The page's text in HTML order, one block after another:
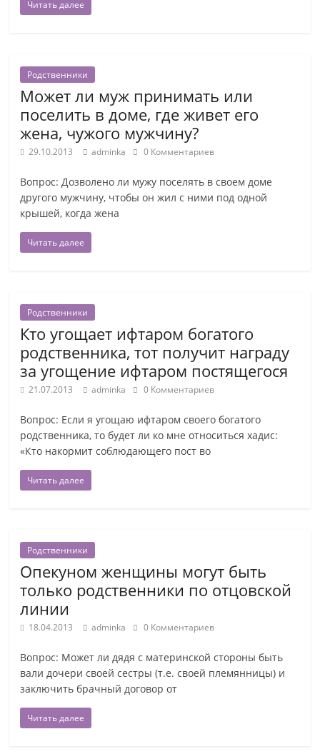
Читать далее
Родственники
Может ли муж принимать или
поселить в доме, где живет его
жена, чужого мужчину?
29.10.2013 adminka 0 Комментариев
Вопрос: Дозволено ли мужу поселять в своем доме
другого мужчину, чтобы он жил с ними под одной
крышей, когда жена
Читать далее
Родственники
Кто угощает ифтаром богатого
родственника, тот получит награду
за угощение ифтаром постящегося
21.07.2013 adminka 0 Комментариев
Вопрос: Если я угощаю ифтаром своего богатого
родственника, то будет ли ко мне относиться хадис:
«Кто накормит соблюдающего пост во
Читать далее
Родственники
Опекуном женщины могут быть
только родственники по отцовской
линии
18.04.2013 adminka 0 Комментариев
Вопрос: Может ли дядя с материнской стороны быть
вали дочери своей сестры (т.е. своей племянницы) и
заключить брачный договор от
Читать далее